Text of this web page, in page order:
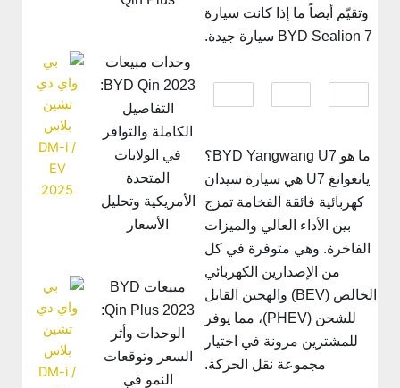
وتقيّم أيضاً ما إذا كانت سيارة
BYD Sealion 7 سيارة جيدة.
ما هو BYD Yangwang U7؟
يانغوانغ U7 هي سيارة سيدان
كهربائية فائقة الفخامة تمزج
بين الأداء العالي والميزات
الفاخرة. وهي متوفرة في كل
من الإصدارين الكهربائي
الخالص (BEV) والهجين القابل
للشحن (PHEV)، مما يوفر
للمشترين مرونة في اختيار
مجموعة نقل الحركة.
وحدات مبيعات
BYD Qin 2023:
التفاصيل
الكاملة والتوافر
في الولايات
المتحدة
الأمريكية وتحليل
الأسعار
مبيعات BYD
الوحدات وأثر
السعر وتوقعات
النمو في